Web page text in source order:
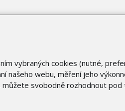
vybraných cookies (nutné,
našeho webu, měření jeho
můžete svobodně rozhodnout